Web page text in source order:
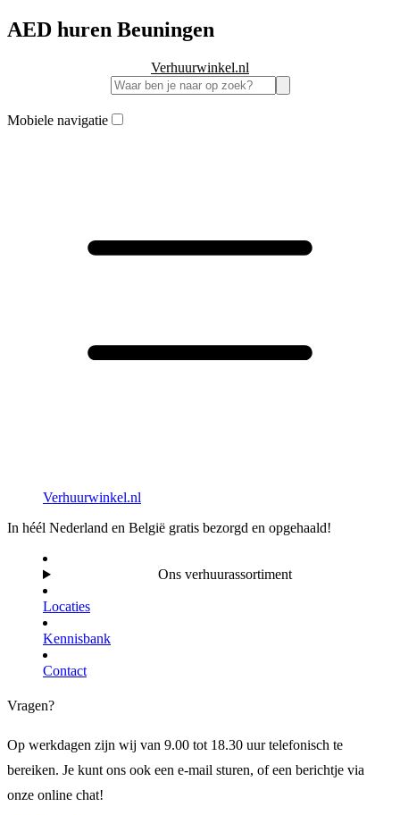
AED huren Beuningen
Verhuurwinkel.nl
Mobiele navigatie
Verhuurwinkel.nl
In héél Nederland en België gratis bezorgd en opgehaald!
Ons verhuurassortiment
Locaties
Kennisbank
Contact
Vragen?
Op werkdagen zijn wij van 9.00 tot 18.30 uur telefonisch te
bereiken. Je kunt ons ook een e-mail sturen, of een berichtje via
onze online chat!